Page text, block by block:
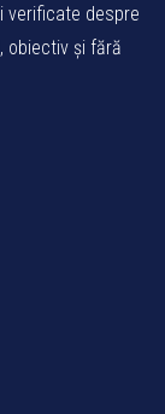
verificate despre
obiectiv și fără